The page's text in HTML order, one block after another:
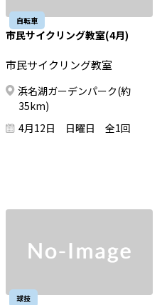
自転車
市民サイクリング教室(4月)
市民サイクリング教室
浜名湖ガーデンパーク(約
35km)
4月12日 日曜日 全1回
球技